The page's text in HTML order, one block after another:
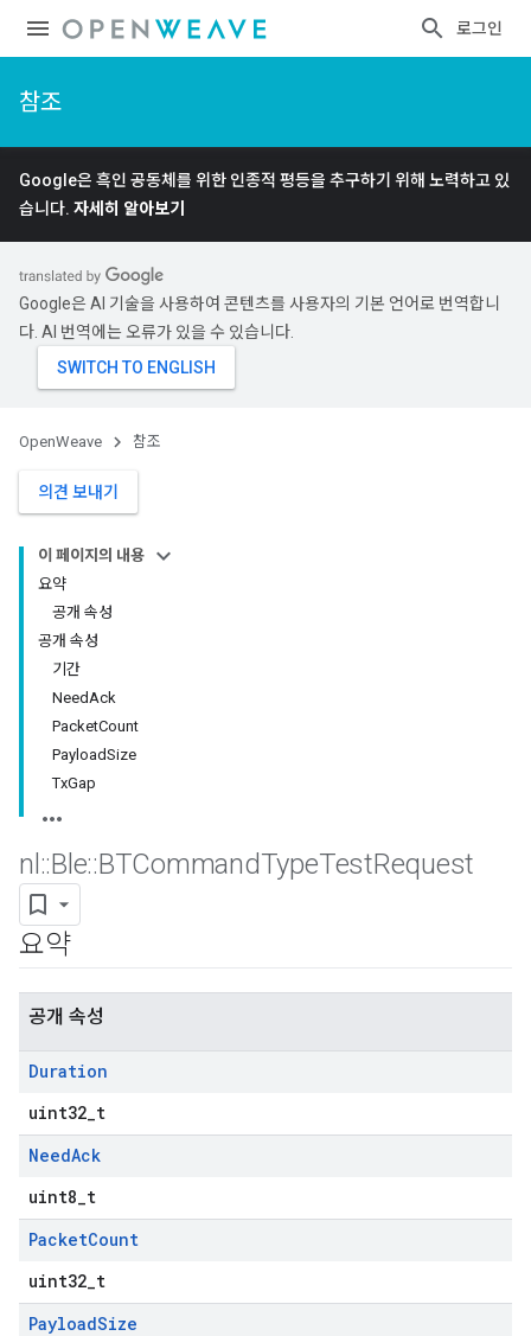
로그인
참조
Google은 흑인 공동체를 위한 인종적 평등을 추구하기 위해 노력하고 있
습니다. 자세히 알아보기
Google은 AI 기술을 사용하여 콘텐츠를 사용자의 기본 언어로 번역합니
다. AI 번역에는 오류가 있을 수 있습니다.
OpenWeave 참조
의견 보내기
이 페이지의 내용
요약
공개 속성
공개 속성
기간
NeedAck
PacketCount
PayloadSize
TxGap
nl ::Ble::BTCommandTypeTestRequest
요약
공개 속성
Duration
uint32_t
NeedAck
uint8_t
PacketCount
uint32_t
PayloadSize